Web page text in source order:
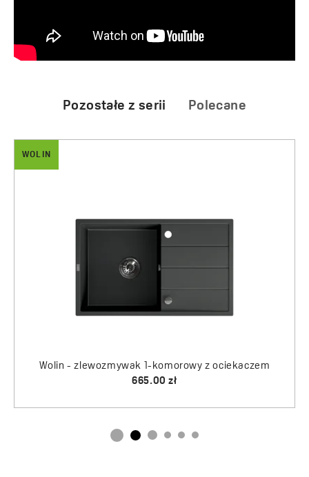
Pozostałe z serii Polecane
WOLIN
Wolin - zlewozmywak 1-komorowy z ociekaczem
665.00 zł
DROP
Drop - dozownik na płyn do mycia naczyń
75.00 zł